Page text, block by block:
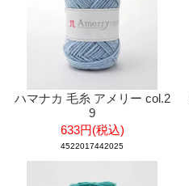
ハマナカ 毛糸 アメリー col.2
9
633円(税込)
4522017442025